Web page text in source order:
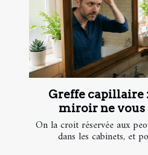
Greffe capillaire
miroir ne vous
On la croit réservée aux
dans les cabinets, et